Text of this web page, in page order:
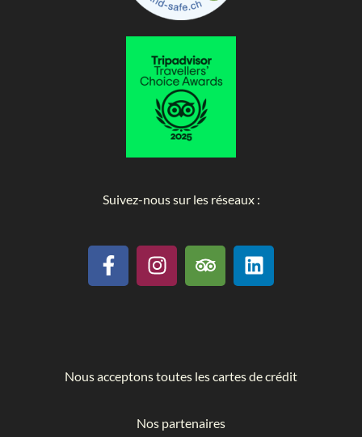
Suivez-nous sur les réseaux :
Nous acceptons toutes les cartes de crédit
Nos partenaires